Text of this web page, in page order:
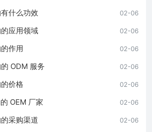
02-06
什么功效
02-06
应用领域
02-06
作用
02-06
ODM 服务
02-06
价格
02-06
OEM 厂家
02-06
采购渠道